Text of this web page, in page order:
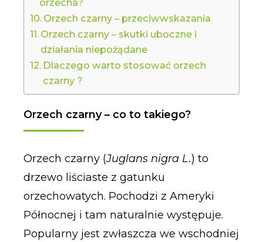
orzecha?
Orzech czarny – przeciwwskazania
Orzech czarny – skutki uboczne i
działania niepożądane
Dlaczego warto stosować orzech
czarny ?
Orzech czarny – co to takiego?
Orzech czarny (Juglans nigra L.) to
drzewo liściaste z gatunku
orzechowatych. Pochodzi z Ameryki
Północnej i tam naturalnie występuje.
Popularny jest zwłaszcza we wschodniej